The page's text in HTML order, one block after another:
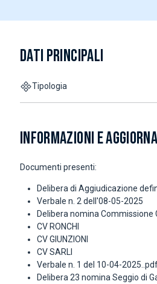
DATI PRINCIPALI
Tipologia
INFORMAZIONI E
Documenti presenti:
Delibera di Aggiudicazione
Verbale n. 2 dell'08-05-2025
Delibera nomina Commissione
CV RONCHI
CV GIUNZIONI
CV SARLI
Verbale n. 1 del 10-04-
Delibera 23 nomina Seggio di